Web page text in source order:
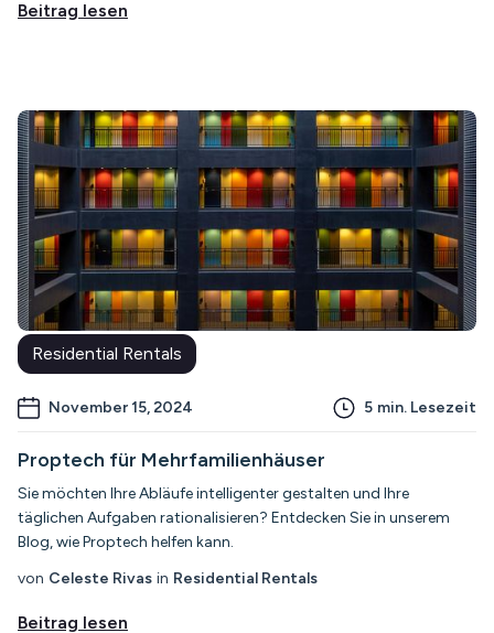
Beitrag lesen
Residential Rentals
November 15, 2024 5 min. Lesezeit
Proptech für Mehrfamilienhäuser
Sie möchten Ihre Abläufe intelligenter gestalten und Ihre
täglichen Aufgaben rationalisieren? Entdecken Sie in unserem
Blog, wie Proptech helfen kann.
von Celeste Rivas in Residential Rentals
Beitrag lesen